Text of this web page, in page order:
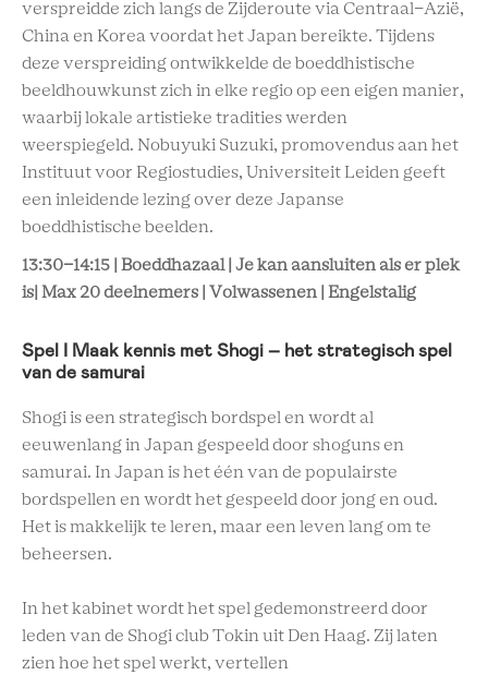
verspreidde zich langs de Zijderoute via Centraal-Azië,
China en Korea voordat het Japan bereikte. Tijdens
deze verspreiding ontwikkelde de boeddhistische
beeldhouwkunst zich in elke regio op een eigen manier,
waarbij lokale artistieke tradities werden
weerspiegeld. Nobuyuki Suzuki, promovendus aan het
Instituut voor Regiostudies, Universiteit Leiden geeft
een inleidende lezing over deze Japanse
boeddhistische beelden.
13:30-14:15 | Boeddhazaal | Je kan aansluiten als er plek
is| Max 20 deelnemers | Volwassenen | Engelstalig
Spel I Maak kennis met Shogi – het strategisch spel
van de samurai
Shogi is een strategisch bordspel en wordt al
eeuwenlang in Japan gespeeld door shoguns en
samurai. In Japan is het één van de populairste
bordspellen en wordt het gespeeld door jong en oud.
Het is makkelijk te leren, maar een leven lang om te
beheersen.
In het kabinet wordt het spel gedemonstreerd door
leden van de Shogi club Tokin uit Den Haag. Zij laten
zien hoe het spel werkt, vertellen